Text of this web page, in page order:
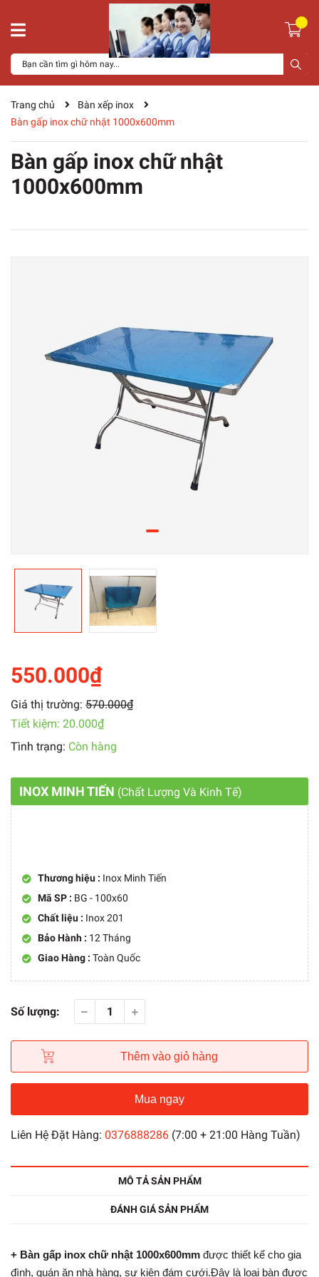
Trang chủ
Bàn xếp inox
Bàn gấp inox chữ nhật 1000x600mm
Bàn gấp inox chữ nhật
1000x600mm
550.000₫
Giá thị trường: 570.000₫
Tiết kiệm: 20.000₫
Tình trạng: Còn hàng
INOX MINH TIẾN (Chất Lượng Và Kinh Tế)
Thương hiệu : Inox Minh Tiến
Mã SP : BG - 100x60
Chất liệu : Inox 201
Bảo Hành : 12 Tháng
Giao Hàng : Toàn Quốc
Số lượng:
Thêm vào giỏ hàng
Mua ngay
Liên Hệ Đặt Hàng: 0376888286 (7:00 + 21:00 Hàng Tuần)
MÔ TẢ SẢN PHẨM
ĐÁNH GIÁ SẢN PHẨM
+ Bàn gấp inox chữ nhật 1000x600mm được thiết kế cho gia
đình, quán ăn nhà hàng, sự kiện đám cưới.Đây là loại bàn được